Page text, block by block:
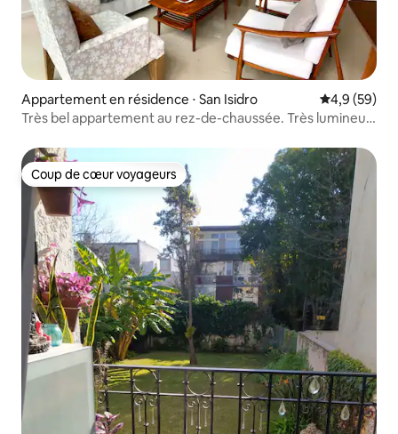
Appartement en résidence ⋅ San Isidro Évaluation
4,9 (59)
Très bel appartement au rez-de-chaussée. Très lumineux,
Coup de cœur voyageurs
Coup de cœur voyageurs